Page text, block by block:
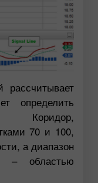
определить
Коридор,
70 и 100,
а диапазон
областью